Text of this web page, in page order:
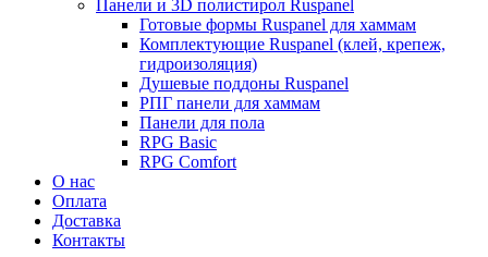
Панели и 3D полистирол Ruspanel
Готовые формы Ruspanel для хаммам
Комплектующие Ruspanel (клей, крепеж,
гидроизоляция)
Душевые поддоны Ruspanel
РПГ панели для хаммам
Панели для пола
RPG Basic
RPG Comfort
О нас
Оплата
Доставка
Контакты